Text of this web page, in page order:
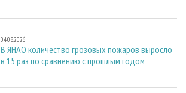
04.08.2026
В ЯНАО количество грозовых пожаров выросло
в 15 раз по сравнению с прошлым годом